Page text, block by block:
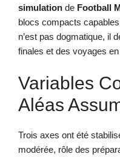
simulation de Football
blocs compacts
n’est pas dogmatique, il
finales et des voyages
Variables
Aléas
Trois axes ont été
modérée, rôle des